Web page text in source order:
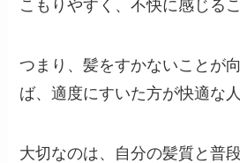
こもりやすく、不快に感じる
つまり、髪をすかないことが
ば、適度にすいた方が快適な
大切なのは、自分の髪質と普